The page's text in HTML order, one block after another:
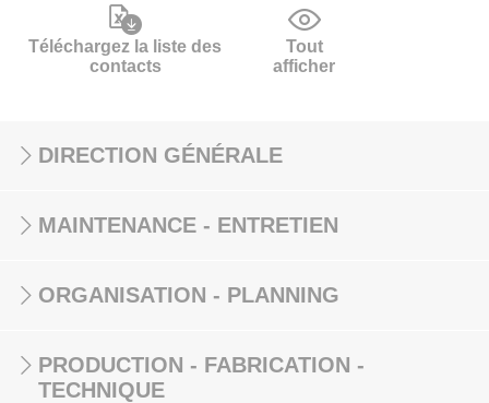
Téléchargez la liste des
contacts
Tout
afficher
DIRECTION GÉNÉRALE
MAINTENANCE - ENTRETIEN
ORGANISATION - PLANNING
PRODUCTION - FABRICATION -
TECHNIQUE